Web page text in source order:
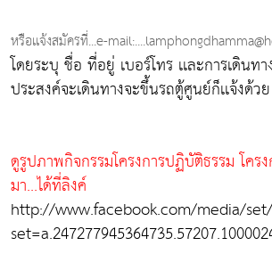
หรือเเจ้งสมัครที่...e-
โดยระบุ ชื่อ ที่อยู่ เบอร์โทร เเละการเดินท
ประสงค์จะเดินทางจะขึ้นรถตู้ศูนย์ก็เเจ้งด้วย
ดูรูปภาพกิจกรรมโครงการปฏิบัติธรรม โคร
มา...ได้ที่ลิงค์
http://www.facebook.com/media/